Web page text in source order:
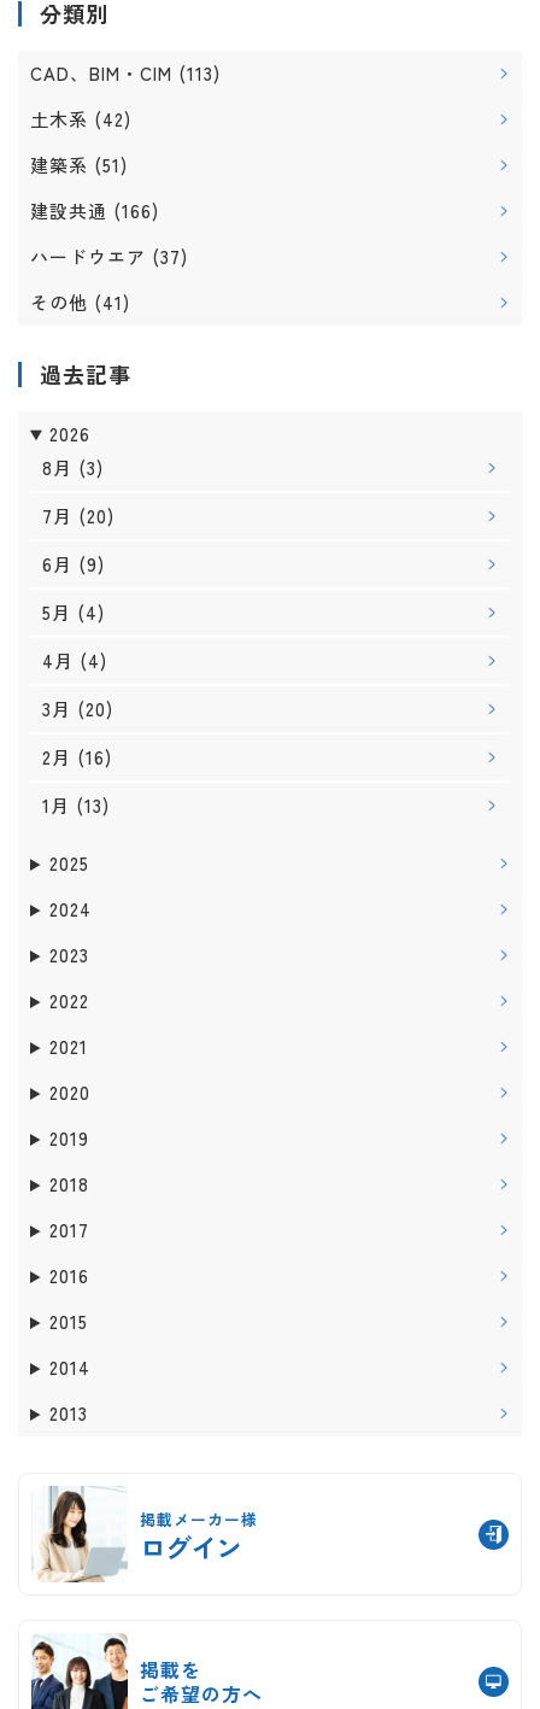
分類別
CAD、BIM・CIM (113)
土木系 (42)
建築系 (51)
建設共通 (166)
ハードウエア (37)
その他 (41)
過去記事
2026
8月 (3)
7月 (20)
6月 (9)
5月 (4)
4月 (4)
3月 (20)
2月 (16)
1月 (13)
2025
2024
2023
2022
2021
2020
2019
2018
2017
2016
2015
2014
2013
掲載メーカー様
ログイン
掲載を
ご希望の方へ